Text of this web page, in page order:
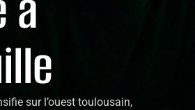
sur l’ouest toulousain,